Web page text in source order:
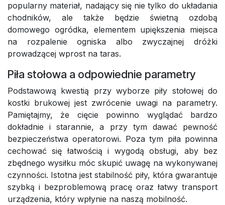
popularny materiał, nadający się nie tylko do układania
chodników, ale także będzie świetną ozdobą
domowego ogródka, elementem upiększenia miejsca
na rozpalenie ogniska albo zwyczajnej dróżki
prowadzącej wprost na taras.
Piła stołowa a odpowiednie parametry
Podstawową kwestią przy wyborze piły stołowej do
kostki brukowej jest zwrócenie uwagi na parametry.
Pamiętajmy, że cięcie powinno wyglądać bardzo
dokładnie i starannie, a przy tym dawać pewność
bezpieczeństwa operatorowi. Poza tym piła powinna
cechować się łatwością i wygodą obsługi, aby bez
zbędnego wysiłku móc skupić uwagę na wykonywanej
czynności. Istotna jest stabilność piły, która gwarantuje
szybką i bezproblemową pracę oraz łatwy transport
urządzenia, który wpłynie na naszą mobilność.